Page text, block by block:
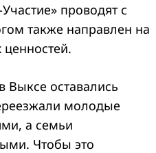
проводят с
также направлен на
Выксе оставались
молодые
а семьи
Чтобы это